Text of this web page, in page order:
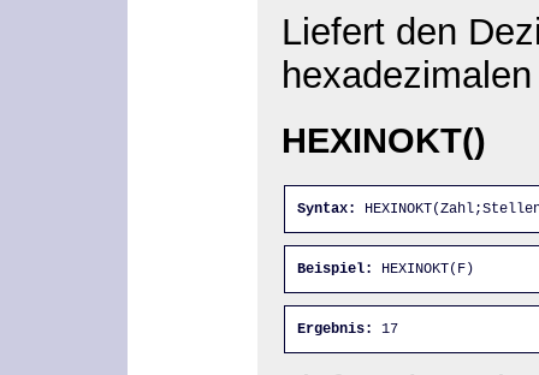
Liefert den
HEXINOKT()
Syntax:
Beispiel: HEXINOKT(F)
Ergebnis: 17